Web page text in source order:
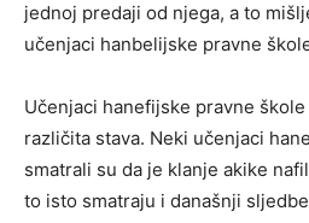
jednoj predaji od njega, a to
učenjaci hanbelijske pravne
Učenjaci hanefijske pravne
različita stava. Neki učenjaci
smatrali su da je klanje akike
to isto smatraju i današnji